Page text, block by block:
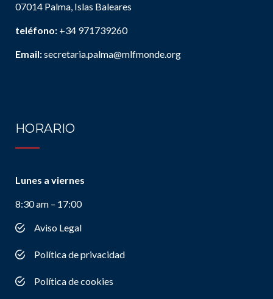
07014 Palma, Islas Baleares
teléfono: +34 971739260
Email:secretaria.palma@mlfmonde.org
HORARIO
Lunes a viernes
8:30 am – 17:00
Aviso Legal
Política de privacidad
Política de cookies